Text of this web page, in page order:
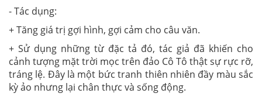
- Tác dụng:
+ Tăng giá trị gợi hình, gợi cảm cho câu văn.
+ Sử dụng những từ đặc tả đó, tác giả đã khiến cho
cảnh tượng mặt trời mọc trên đảo Cô Tô thật sự rực rỡ,
tráng lệ. Đây là một bức tranh thiên nhiên đầy màu sắc
kỳ ảo nhưng lại chân thực và sống động.